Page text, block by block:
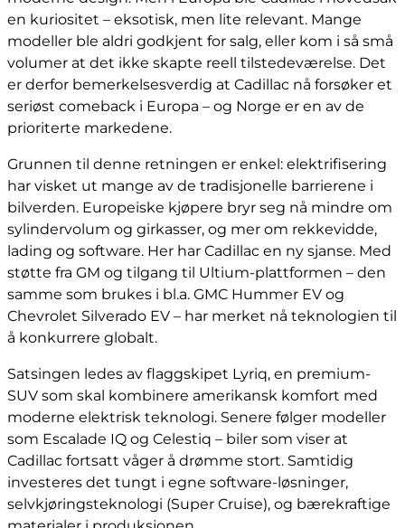
en kuriositet – eksotisk, men lite relevant. Mange
modeller ble aldri godkjent for salg, eller kom i så små
volumer at det ikke skapte reell tilstedeværelse. Det
er derfor bemerkelsesverdig at Cadillac nå forsøker et
seriøst comeback i Europa – og Norge er en av de
prioriterte markedene.
Grunnen til denne retningen er enkel: elektrifisering
har visket ut mange av de tradisjonelle barrierene i
bilverden. Europeiske kjøpere bryr seg nå mindre om
sylindervolum og girkasser, og mer om rekkevidde,
lading og software. Her har Cadillac en ny sjanse. Med
støtte fra GM og tilgang til Ultium-plattformen – den
samme som brukes i bl.a. GMC Hummer EV og
Chevrolet Silverado EV – har merket nå teknologien til
å konkurrere globalt.
Satsingen ledes av flaggskipet Lyriq, en premium-
SUV som skal kombinere amerikansk komfort med
moderne elektrisk teknologi. Senere følger modeller
som Escalade IQ og Celestiq – biler som viser at
Cadillac fortsatt våger å drømme stort. Samtidig
investeres det tungt i egne software-løsninger,
selvkjøringsteknologi (Super Cruise), og bærekraftige